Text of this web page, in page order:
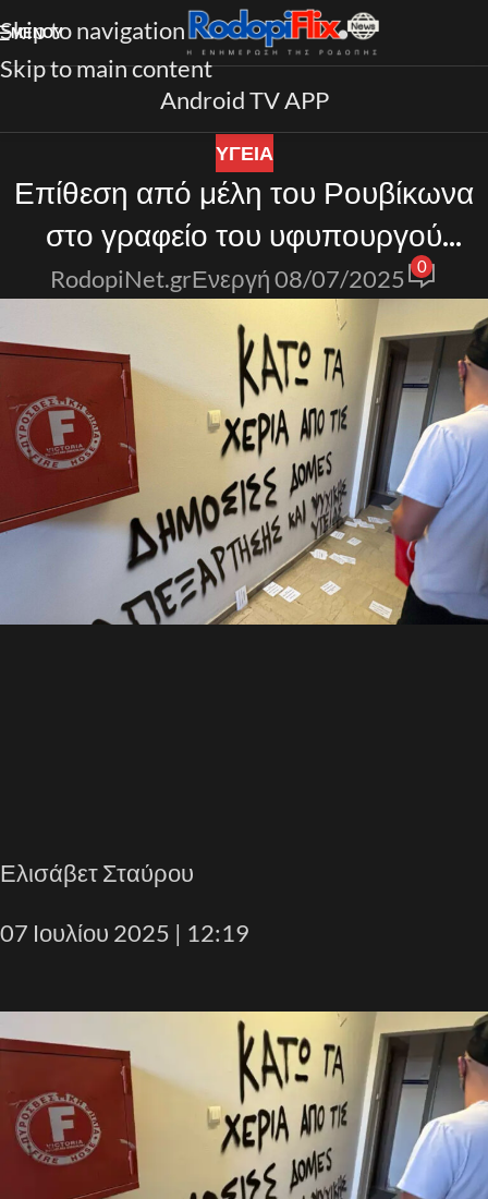
Skip to navigation
Skip to main content
ΜΕΝΟΎ
Android TV APP
ΥΓΕΙΑ
Επίθεση από μέλη του Ρουβίκωνα
στο γραφείο του υφυπουργού
Υγείας Δημήτρη Βαρτζόπουλου
RodopiNet.grΕνεργή 08/07/2025 0
Ελισάβετ Σταύρου
07 Ιουλίου 2025 | 12:19